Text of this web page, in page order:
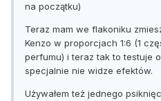
na początku)
Teraz mam we flakoniku
Kenzo w proporcjach 1:6 (1
perfumu) i teraz tak to testuje
specjalnie nie widze efektów.
Używałem też jednego